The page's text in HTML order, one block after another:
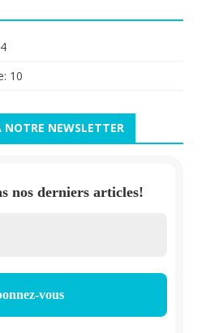
10
NEWSLETTER
nos derniers articles!